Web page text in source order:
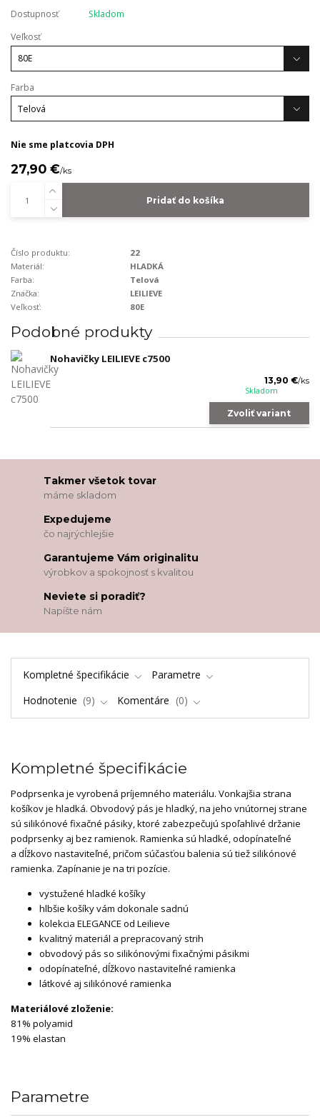
Dostupnosť
Skladom
Veľkosť
Farba
Nie sme platcovia DPH
27,90 €/ks
Pridať do košíka
Číslo produktu:
22
Materiál:
HLADKÁ
Farba:
Telová
Značka:
LEILIEVE
Veľkosť:
80E
Podobné produkty
Nohavičky LEILIEVE c7500
13,90 €/ks
Skladom
Zvoliť variant
Takmer všetok tovar
máme skladom
Expedujeme
čo najrýchlejšie
Garantujeme Vám originalitu
výrobkov a spokojnosť s kvalitou
Neviete si poradiť?
Napíšte nám
Kompletné špecifikácie
Parametre
Hodnotenie
9 Komentáre 0
Kompletné špecifikácie
Podprsenka je vyrobená príjemného materiálu. Vonkajšia strana
košíkov je hladká. Obvodový pás je hladký, na jeho vnútornej strane
sú silikónové fixačné pásiky, ktoré zabezpečujú spoľahlivé držanie
podprsenky aj bez ramienok. Ramienka sú hladké, odopínateľné
a dĺžkovo nastaviteľné, pričom súčasťou balenia sú tiež silikónové
ramienka. Zapínanie je na tri pozície.
vystužené hladké košíky
hlbšie košíky vám dokonale sadnú
kolekcia ELEGANCE od Leilieve
kvalitný materiál a prepracovaný strih
obvodový pás so silikónovými fixačnými pásikmi
odopínateľné, dĺžkovo nastaviteľné ramienka
látkové aj silikónové ramienka
Materiálové zloženie:
81% polyamid
19% elastan
Parametre